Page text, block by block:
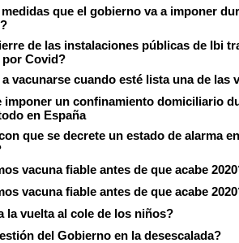
que el gobierno va a imponer
de las instalaciones públicas de Ibi
por Covid?
vacunarse cuando esté lista una de las
imponer un confinamiento domiciliario
en España
que se decrete un estado de alarma
vacuna fiable antes de que acabe
vacuna fiable antes de que acabe
la vuelta al cole de los niños?
del Gobierno en la desescalada?